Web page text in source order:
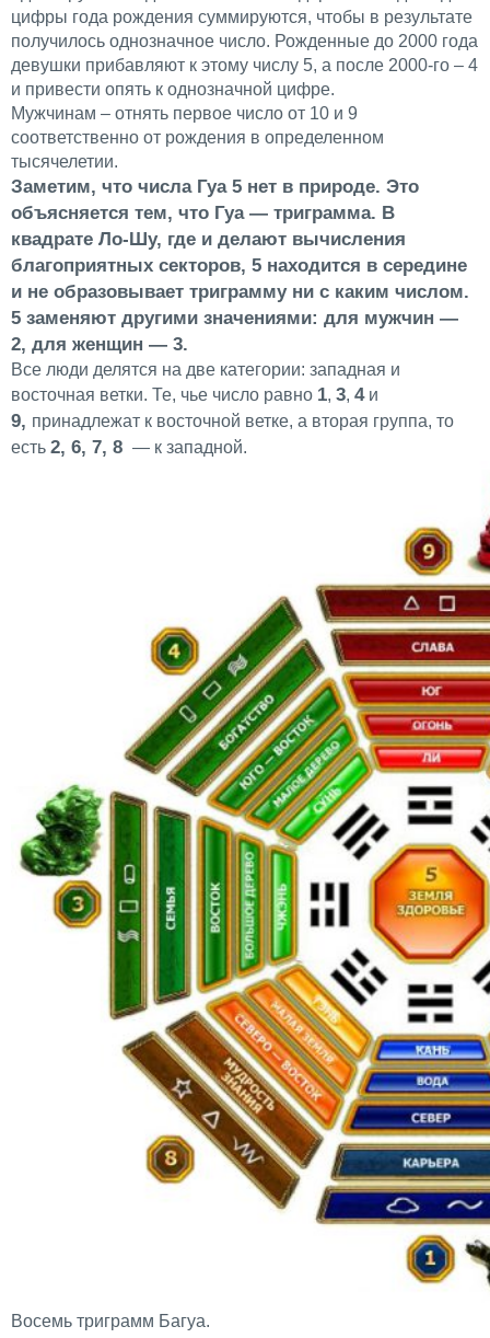
цифры года рождения суммируются, чтобы в результате
получилось однозначное число. Рожденные до 2000 года
девушки прибавляют к этому числу 5, а после 2000-го – 4
и привести опять к однозначной цифре.
Мужчинам – отнять первое число от 10 и 9
соответственно от рождения в определенном
тысячелетии.
Заметим, что числа Гуа 5 нет в природе. Это
объясняется тем, что Гуа — триграмма. В
квадрате Ло-Шу, где и делают вычисления
благоприятных секторов, 5 находится в середине
и не образовывает триграмму ни с каким числом.
5 заменяют другими значениями: для мужчин —
2, для женщин — 3.
Все люди делятся на две категории: западная и
восточная ветки. Те, чье число равно 1, 3, 4и
9, принадлежат к восточной ветке, а вторая группа, то
есть 2, 6, 7, 8 — к западной.
Восемь триграмм Багуа.